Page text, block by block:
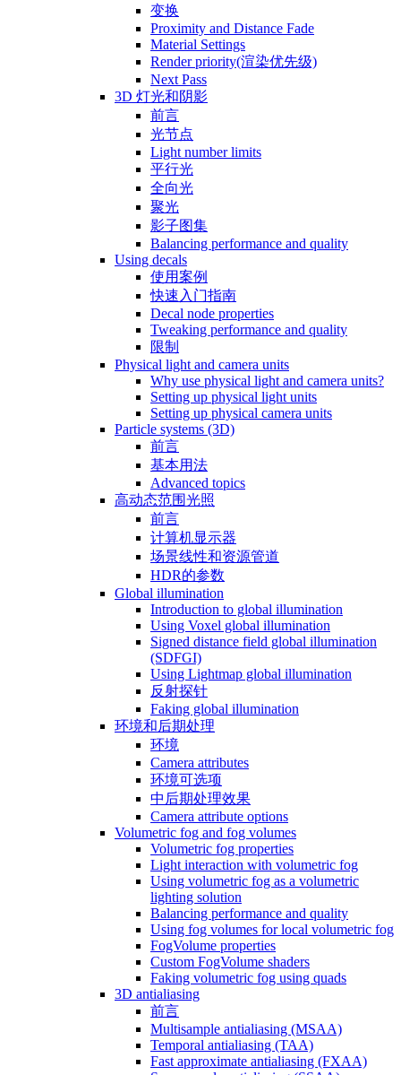
变换
Proximity and Distance Fade
Material Settings
Render priority(渲染优先级)
Next Pass
3D 灯光和阴影
前言
光节点
Light number limits
平行光
全向光
聚光
影子图集
Balancing performance and quality
Using decals
使用案例
快速入门指南
Decal node properties
Tweaking performance and quality
限制
Physical light and camera units
Why use physical light and camera units?
Setting up physical light units
Setting up physical camera units
Particle systems (3D)
前言
基本用法
Advanced topics
高动态范围光照
前言
计算机显示器
场景线性和资源管道
HDR的参数
Global illumination
Introduction to global illumination
Using Voxel global illumination
Signed distance field global illumination
(SDFGI)
Using Lightmap global illumination
反射探针
Faking global illumination
环境和后期处理
环境
Camera attributes
环境可选项
中后期处理效果
Camera attribute options
Volumetric fog and fog volumes
Volumetric fog properties
Light interaction with volumetric fog
Using volumetric fog as a volumetric
lighting solution
Balancing performance and quality
Using fog volumes for local volumetric fog
FogVolume properties
Custom FogVolume shaders
Faking volumetric fog using quads
3D antialiasing
前言
Multisample antialiasing (MSAA)
Temporal antialiasing (TAA)
Fast approximate antialiasing (FXAA)